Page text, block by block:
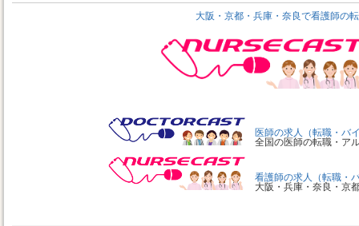
大阪・京都・兵庫・奈良で看護師の
医師の求人（転職・バ
全国の医師の転職・ア
看護師の求人（転職・
大阪・兵庫・奈良・京